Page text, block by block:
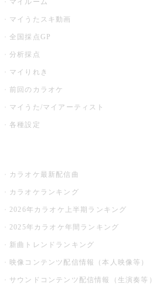
マイルーム
マイうたスキ動画
全国採点GP
分析採点
マイりれき
前回のカラオケ
マイうた/マイアーティスト
各種設定
カラオケ最新配信曲
カラオケランキング
2026年カラオケ上半期ランキング
2025年カラオケ年間ランキング
新曲トレンドランキング
映像コンテンツ配信情報（本人映像等）
サウンドコンテンツ配信情報（生演奏等）